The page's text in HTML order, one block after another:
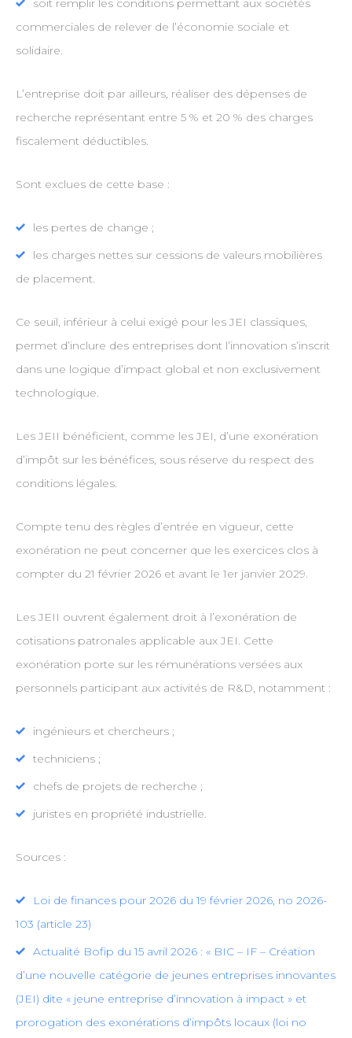
soit remplir les conditions permettant aux sociétés
commerciales de relever de l’économie sociale et
solidaire.
L’entreprise doit par ailleurs, réaliser des dépenses de
recherche représentant entre 5 % et 20 % des charges
fiscalement déductibles.
Sont exclues de cette base :
les pertes de change ;
les charges nettes sur cessions de valeurs mobilières
de placement.
Ce seuil, inférieur à celui exigé pour les JEI classiques,
permet d’inclure des entreprises dont l’innovation s’inscrit
dans une logique d’impact global et non exclusivement
technologique.
Les JEII bénéficient, comme les JEI, d’une exonération
d’impôt sur les bénéfices, sous réserve du respect des
conditions légales.
Compte tenu des règles d’entrée en vigueur, cette
exonération ne peut concerner que les exercices clos à
compter du 21 février 2026 et avant le 1er janvier 2029.
Les JEII ouvrent également droit à l’exonération de
cotisations patronales applicable aux JEI. Cette
exonération porte sur les rémunérations versées aux
personnels participant aux activités de R&D, notamment :
ingénieurs et chercheurs ;
techniciens ;
chefs de projets de recherche ;
juristes en propriété industrielle.
Sources :
Loi de finances pour 2026 du 19 février 2026, no 2026-
103 (article 23)
Actualité Bofip du 15 avril 2026 : « BIC – IF – Création
d’une nouvelle catégorie de jeunes entreprises innovantes
(JEI) dite « jeune entreprise d’innovation à impact » et
prorogation des exonérations d’impôts locaux (loi no